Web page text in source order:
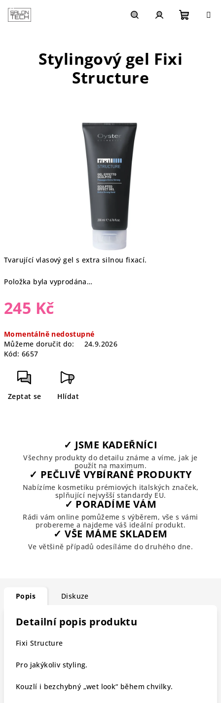
obsah
Tvarující vlasový gel s extra silnou fixací.
Položka byla vyprodána…
245 Kč
cena:
Momentálně nedostupné
Můžeme doručit do:
24.9.2026
Kód: 6657
Zeptat se Hlídat
Stylingový gel Fixi
Structure
✓ JSME KADEŘNÍCI
Všechny produkty do detailu známe a víme, jak je
použít na maximum.
✓ PEČLIVĚ VYBÍRANÉ PRODUKTY
Nabízíme kosmetiku prémiových italských značek,
splňující nejvyšší standardy EU.
✓ PORADÍME VÁM
Rádi vám online pomůžeme s výběrem, vše s vámi
probereme a najdeme váš ideální produkt.
✓ VŠE MÁME SKLADEM
Ve většině případů odesíláme do druhého dne.
Popis Diskuze
Detailní popis produktu
Fixi Structure
Pro jakýkoliv styling.
Kouzlí i bezchybný „wet look“ během chvilky.